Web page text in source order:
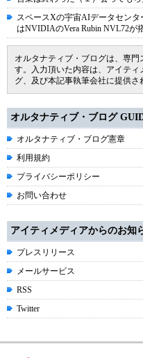
スペースXの宇宙AIデータセンタ
はNVIDIAのVera Rubin NVL72が
オルタナティブ・ブログは、専
す。入力頂いた内容は、アイテ
グ、及び本記事執筆会社に提供さ
オルタナティブ・ブログ
オルタナティブ・ブログ憲章
利用規約
プライバシーポリシー
お問い合わせ
アイティメディアからのお知
プレスリリース
メールサービス
RSS
Twitter